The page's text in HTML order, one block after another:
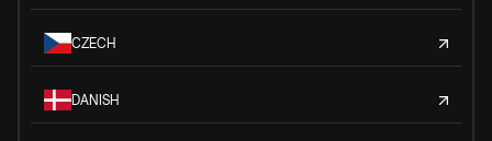
CZECH
DANISH